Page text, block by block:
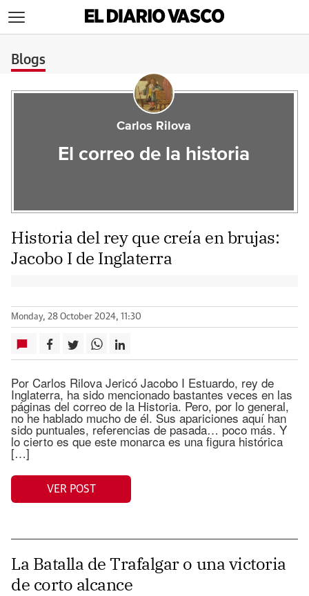
Blogs
Carlos Rilova
El correo de la historia
Historia del rey que creía en brujas:
Jacobo I de Inglaterra
Monday, 28 October 2024, 11:30
Por Carlos Rilova Jericó Jacobo I Estuardo, rey de
Inglaterra, ha sido mencionado bastantes veces en las
páginas del correo de la Historia. Pero, por lo general,
no he hablado mucho de él. Sus apariciones aquí han
sido puntuales, referencias de pasada… poco más. Y
lo cierto es que este monarca es una figura histórica
[…]
VER POST
La Batalla de Trafalgar o una victoria
de corto alcance